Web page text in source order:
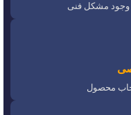
وجود مشکل فنی
محصول